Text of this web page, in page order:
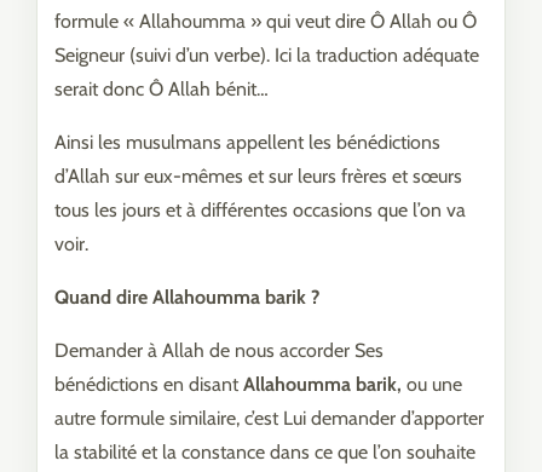
formule « Allahoumma » qui veut dire Ô Allah ou Ô
Seigneur (suivi d’un verbe). Ici la traduction adéquate
serait donc Ô Allah bénit…
Ainsi les musulmans appellent les bénédictions
d’Allah sur eux-mêmes et sur leurs frères et sœurs
tous les jours et à différentes occasions que l’on va
voir.
Quand dire Allahoumma barik ?
Demander à Allah de nous accorder Ses
bénédictions en disant Allahoumma barik, ou une
autre formule similaire, c’est Lui demander d’apporter
la stabilité et la constance dans ce que l’on souhaite